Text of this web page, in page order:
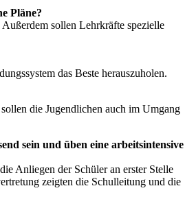
Pläne?
sollen Lehrkräfte spezielle
das Beste herauszuholen.
die Jugendlichen auch im Umgang
sein und üben eine arbeitsintensive
Anliegen der Schüler an erster Stelle
zeigten die Schulleitung und die